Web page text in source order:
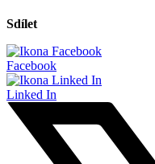
Sdílet
Facebook
Linked In